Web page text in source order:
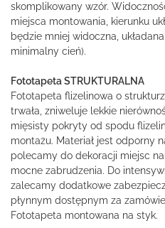
skomplikowany wzór.
miejsca montowania, kierunku
będzie mniej widoczna,
minimalny cień).
Fototapeta STRUKTURALNA
Fototapeta flizelinowa o
trwała, zniweluje lekkie
mięsisty pokryty od spodu
montażu. Materiał jest odporny
polecamy do dekoracji miejsc
mocne zabrudzenia. Do
zalecamy dodatkowe
płynnym dostępnym za
Fototapeta montowana na styk.